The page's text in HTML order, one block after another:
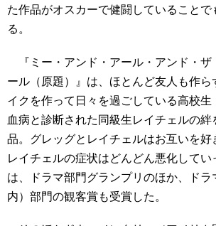
た作品がオスカーで健闘していること
る。
『ミー・アンド・アール・アンド・ザ
ール（原題）』は、ほとんど友人も作ら
イクを作って日々を過ごしている高校生
血病と診断された同級生レイチェルの
品。グレッグとレイチェルはお互いを好
レイチェルの症状はどんどん悪化して
は、ドラマ部門グランプリのほか、ドラ
内）部門の観客賞も受賞した。